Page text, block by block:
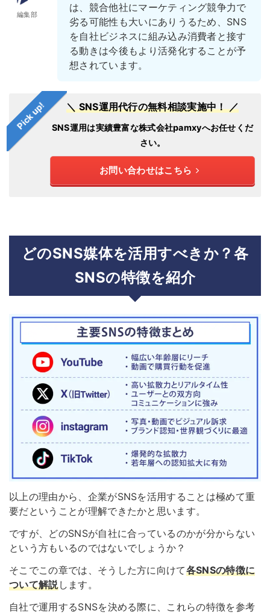
編集部
は、競合他社にマーケティング競争力で
劣る可能性も大いにありうるため、SNS
を自社ビジネスに組み込み消費者と接す
る動きは今後もより活発化することが予
想されています。
Pick up! ＼ SNS運用代行の無料相談実施中！ ／
SNS運用は実績豊富な株式会社pamxyへお任せくだ
さい。
お問い合わせはこちら
どのSNS媒体を活用すべきか？各
SNSの特徴を紹介
以上の理由から、企業がSNSを活用することは極めて重
要だということが理解できたかと思います。
ですが、どのSNSが自社に合っているのかが分からない
という方もいるのではないでしょうか？
そこでこの章では、そうした方に向けて各SNSの特徴に
ついて解説します。
自社で運用するSNSを決める際に、これらの特徴を参考